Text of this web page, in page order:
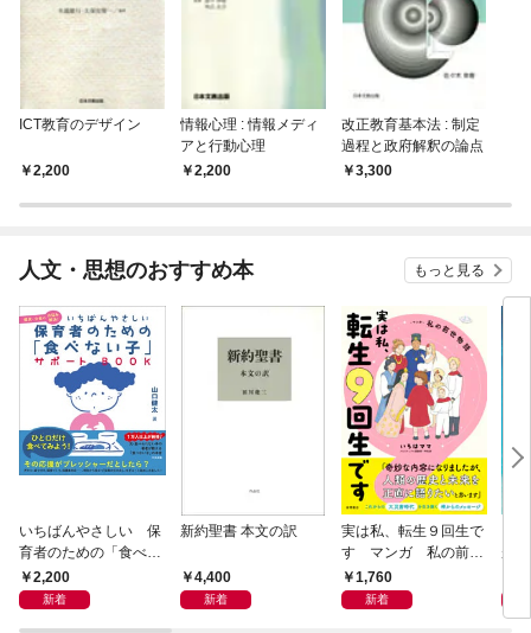
ICT教育のデザイン
2,200
情報心理 : 情報メディ
アと行動心理
2,200
改正教育基本法 : 制定
過程と政府解釈の論点
3,300
人文・思想のおすすめ本 もっと見る
いちばんやさしい 保
育者のための「食べな
い子」サポートＢＯＯ
Ｋ 偏食・少食のお悩
2,200
新着
新約聖書 本文の訳
4,400
新着
実は私、転生９回生で
す マンガ 私の前世
物語1,760
新着
が